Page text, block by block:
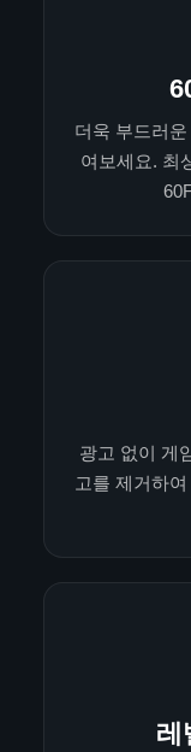
더욱 부드러
여보세요. 최
광고 없이 게
고를 제거하
레